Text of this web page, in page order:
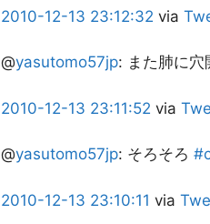
2010-12-13 23:12:32 via
@yasutomo57jp: また肺に
2010-12-13 23:11:52 via
@yasutomo57jp: そろそろ
2010-12-13 23:10:11 via